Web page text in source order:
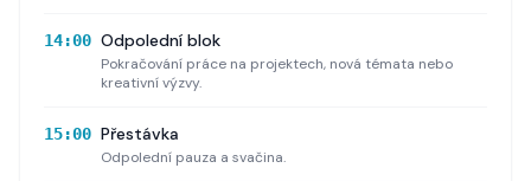
14:00 Odpolední blok
Pokračování práce na projektech, nová témata nebo
kreativní výzvy.
15:00 Přestávka
Odpolední pauza a svačina.